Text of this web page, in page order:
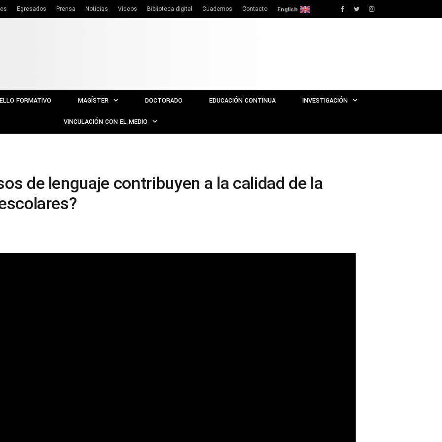
Egresados Prensa Noticias Videos Biblioteca digital Cuadernos Contacto English Facebook
TwitterInstagram
FORMATIVO MAGÍSTER DOCTORADO EDUCACIÓN CONTINUA INVESTIGACIÓN
VINCULACIÓN CON EL MEDIO
de lenguaje contribuyen a la calidad de la